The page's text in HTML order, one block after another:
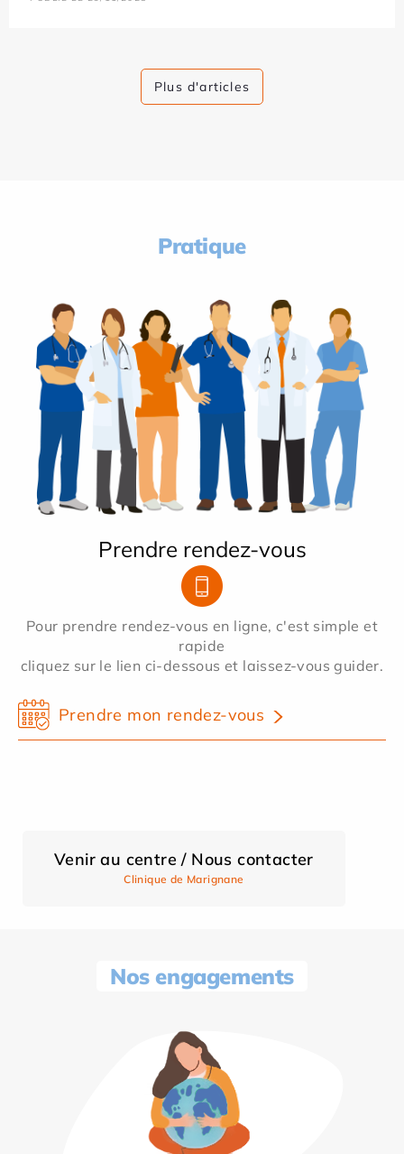
Plus d'articles
Pratique
Prendre rendez-vous
Pour prendre rendez-vous en ligne, c'est simple et
rapide
cliquez sur le lien ci-dessous et laissez-vous guider.
Prendre mon rendez-vous
Venir au centre / Nous contacter
Clinique de Marignane
Nos engagements